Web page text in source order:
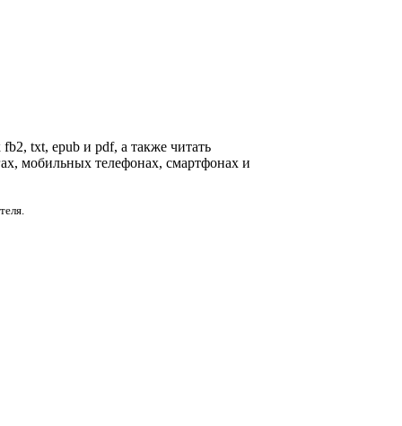
txt, epub и pdf, а также читать
мобильных телефонах, смартфонах и